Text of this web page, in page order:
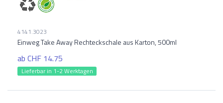
4141.3023
Einweg Take Away Rechteckschale aus Karton, 500ml
ab CHF 14.75
Lieferbar in 1-2 Werktagen